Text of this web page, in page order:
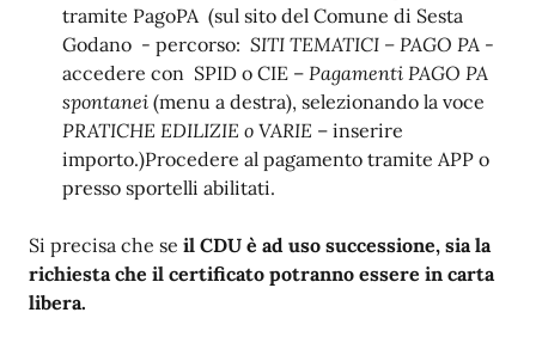
tramite PagoPA (sul sito del Comune di Sesta
Godano - percorso: SITI TEMATICI – PAGO PA -
accedere con SPID o CIE – Pagamenti PAGO PA
spontanei (menu a destra), selezionando la voce
PRATICHE EDILIZIE o VARIE – inserire
importo.)Procedere al pagamento tramite APP o
presso sportelli abilitati.
Si precisa che se il CDU è ad uso successione, sia la
richiesta che il certificato potranno essere in carta
libera.